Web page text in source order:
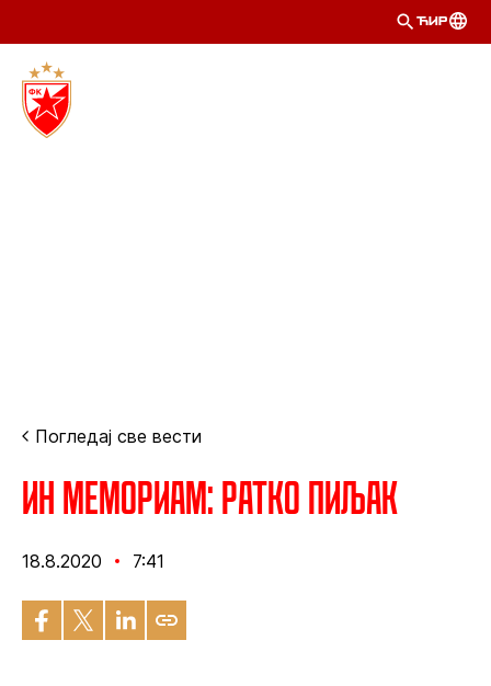
ЋИР
Погледај све вести
ИН МЕМОРИАМ: Ратко Пиљак
18.8.2020 7:41